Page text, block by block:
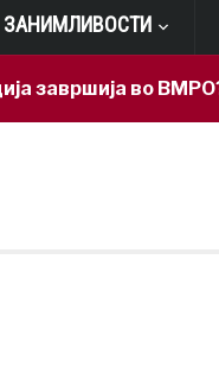
ЗАНИМЛИВОСТИ
завршија во ВМРО?